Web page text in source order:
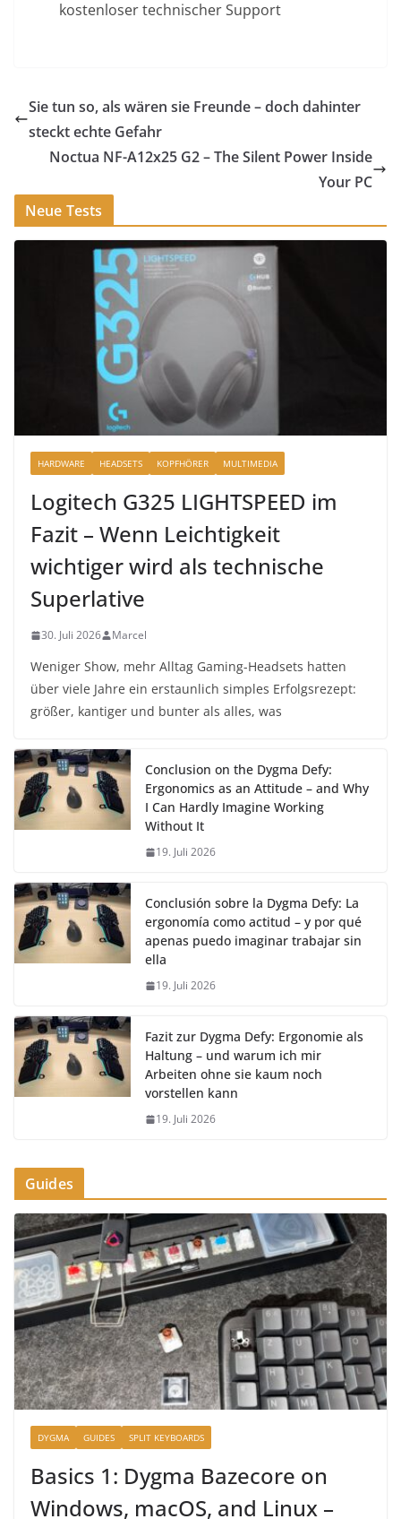
kostenloser technischer Support
Sie tun so, als wären sie Freunde – doch dahinter
steckt echte Gefahr
Noctua NF-A12x25 G2 – The Silent Power Inside
Your PC
Neue Tests
HARDWARE HEADSETS KOPFHÖRER MULTIMEDIA
Logitech G325 LIGHTSPEED im
Fazit – Wenn Leichtigkeit
wichtiger wird als technische
Superlative
30. Juli 2026 Marcel
Weniger Show, mehr Alltag Gaming-Headsets hatten
über viele Jahre ein erstaunlich simples Erfolgsrezept:
größer, kantiger und bunter als alles, was
Conclusion on the Dygma Defy:
Ergonomics as an Attitude – and Why
I Can Hardly Imagine Working
Without It
19. Juli 2026
Conclusión sobre la Dygma Defy: La
ergonomía como actitud – y por qué
apenas puedo imaginar trabajar sin
ella
19. Juli 2026
Fazit zur Dygma Defy: Ergonomie als
Haltung – und warum ich mir
Arbeiten ohne sie kaum noch
vorstellen kann
19. Juli 2026
Guides
DYGMA GUIDES SPLIT KEYBOARDS
Basics 1: Dygma Bazecore on
Windows, macOS, and Linux –